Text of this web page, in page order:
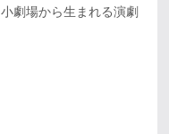
劇場から生まれる演劇